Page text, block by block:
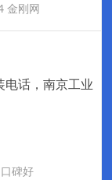
金刚网
电话，南京工业
碑好